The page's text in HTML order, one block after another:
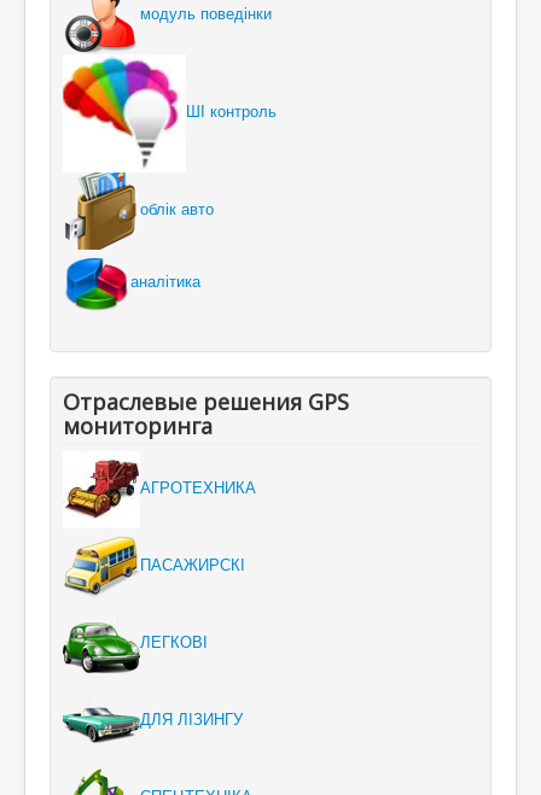
модуль поведінки
ШІ контроль
облік авто
аналітика
Отраслевые решения GPS
мониторинга
АГРОТЕХНИКА
ПАСАЖИРСКІ
ЛЕГКОВІ
ДЛЯ ЛІЗИНГУ